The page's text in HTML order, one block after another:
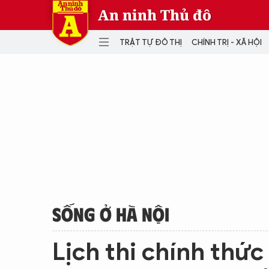
An ninh Thủ đô
TRẬT TỰ ĐÔ THỊ CHÍNH TRỊ - XÃ HỘI
SỐNG Ở HÀ NỘI
Lịch thi chính